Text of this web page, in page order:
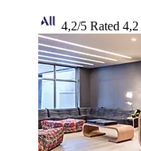
4,2/5 Rated